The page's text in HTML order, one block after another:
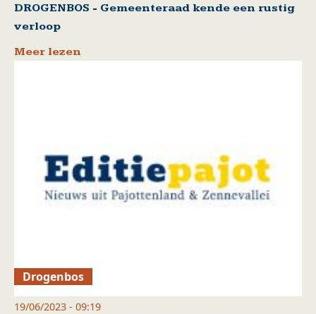
DROGENBOS - Gemeenteraad kende een rustig
verloop
Meer lezen
Drogenbos
19/06/2023 - 09:19